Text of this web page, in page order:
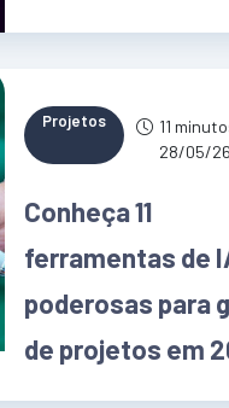
Projetos
11
28/05/26
Conheça 11
ferramentas de
poderosas para
de projetos em